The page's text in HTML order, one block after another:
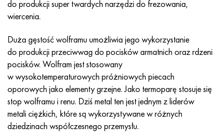
do produkcji super twardych narzędzi do frezowania,
wiercenia.
Duża gęstość wolframu umożliwia jego wykorzystanie
do produkcji przeciwwag do pocisków armatnich oraz rdzeni
pocisków. Wolfram jest stosowany
w wysokotemperaturowych próżniowych piecach
oporowych jako elementy grzejne. Jako termoparę stosuje się
stop wolframu i renu. Dziś metal ten jest jednym z liderów
metali ciężkich, które są wykorzystywane w różnych
dziedzinach współczesnego przemysłu.
Nimonic 90
Haynesa 25
Haynesa 188
Haynesa 230
Hastelloy b2
rura precyzyjna
H70MFV
AM-350 - poprawka 5548
Custom 450® - bez S45000
Grecki Ascoloy 418
Rura odporna na korozję
45Х14Н14В2М
65X13
90X18MF
95X18
ac35g2, 36smnpb14, 1.0765
40hn2ma, 34CrNiMo4, 36hnm
38h, 37h
38XA, 37Cr4, AISI 5135
38HN3MFA, 35nicrmov12-5